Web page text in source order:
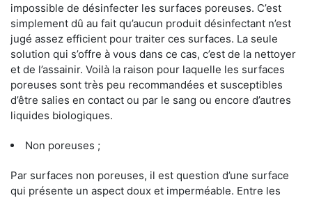
impossible de désinfecter les surfaces poreuses. C’est
simplement dû au fait qu’aucun produit désinfectant n’est
jugé assez efficient pour traiter ces surfaces. La seule
solution qui s’offre à vous dans ce cas, c’est de la nettoyer
et de l’assainir. Voilà la raison pour laquelle les surfaces
poreuses sont très peu recommandées et susceptibles
d’être salies en contact ou par le sang ou encore d’autres
liquides biologiques.
Non poreuses ;
Par surfaces non poreuses, il est question d’une surface
qui présente un aspect doux et imperméable. Entre les